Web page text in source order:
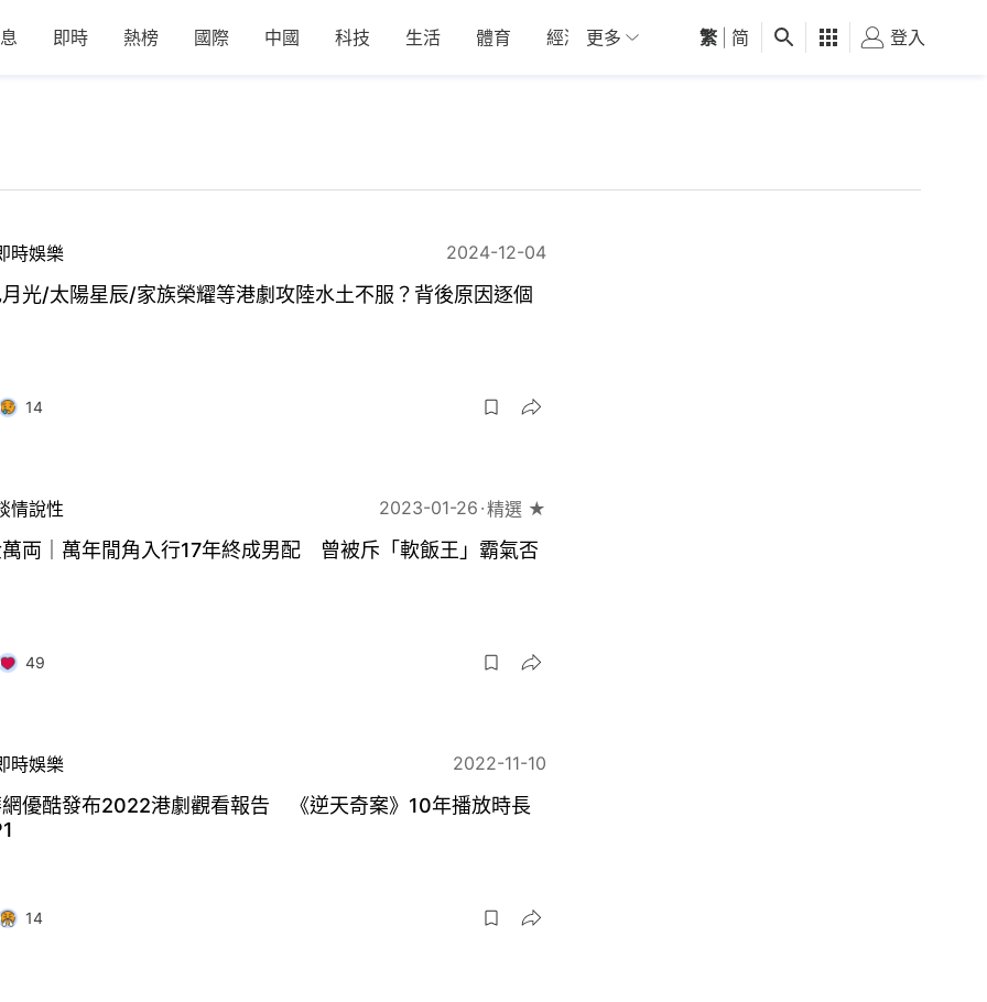
即時 熱榜 國際 中國 科技 生活 體育 經濟 01深圳 觀點 健康 好食玩飛
更多 繁 简 登入
時娛樂 2024-12-04
光/太陽星辰/家族榮耀等港劇攻陸水土不服？背後原因逐個
14
情說性 2023-01-26 精選 ★
両｜萬年閒角入行17年終成男配 曾被斥「軟飯王」霸氣否
49
時娛樂 2022-11-10
優酷發布2022港劇觀看報告 《逆天奇案》10年播放時長
14